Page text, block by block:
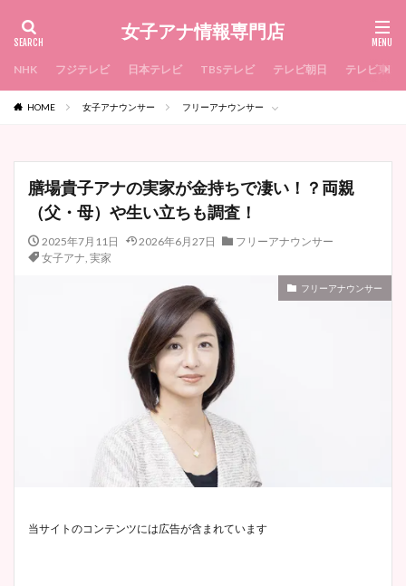
女子アナ情報専門店
NHK フジテレビ 日本テレビ TBSテレビ テレビ朝日 テレビ東京
HOME 女子アナウンサー フリーアナウンサー
膳場貴子アナの実家が金持ちで凄い！？両親
（父・母）や生い立ちも調査！
2025年7月11日 2026年6月27日
フリーアナウンサー
女子アナ, 実家
フリーアナウンサー
当サイトのコンテンツには広告が含まれています